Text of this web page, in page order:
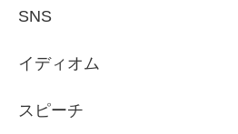
SNS
イディオム
スピーチ